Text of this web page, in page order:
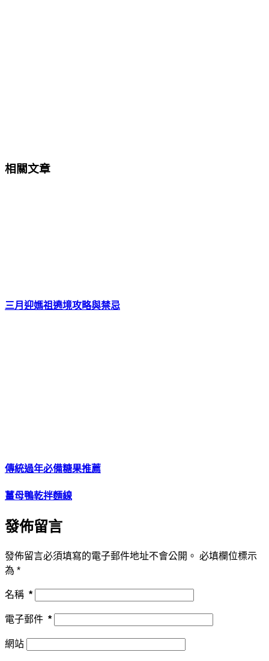
相關文章
三月迎媽祖遶境攻略與禁忌
傳統過年必備糖果推薦
薑母鴨乾拌麵線
發佈留言
發佈留言必須填寫的電子郵件地址不會公開。 必填欄位標示
為 *
名稱 *
電子郵件 *
網站